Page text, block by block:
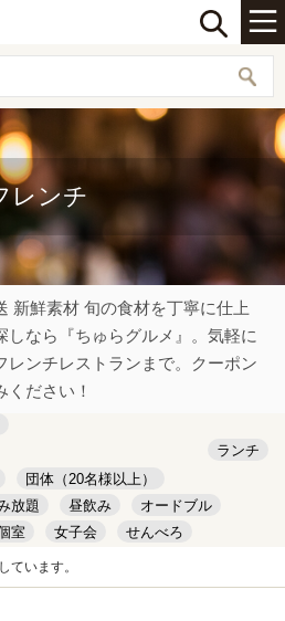
レンチ
新鮮素材 旬の食材を丁寧に仕上
しなら『ちゅらグルメ』。気軽に
レンチレストランまで。クーポン
ください！
ランチ
団体（20名様以上）
放題 昼飲み
オードブル
室 女子会
せんべろ
ト
ています。